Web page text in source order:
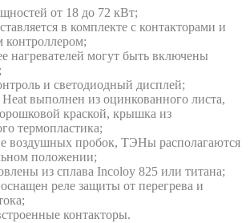
от 18 до 72 кВт;
в комплекте с контакторами и
контроллером;
нагревателей могут быть включены
и светодиодный дисплей;
выполнен из оцинкованного листа,
краской, крышка из
термопластика;
воздушных пробок, ТЭНы располагаются
положении;
из сплава Incoloy 825 или титана;
реле защиты от перегрева и
контакторы.